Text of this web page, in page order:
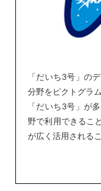
「だいち3号」の
分野をピクトグラ
「だいち3号」が
野で利用できるこ
が広く活用される